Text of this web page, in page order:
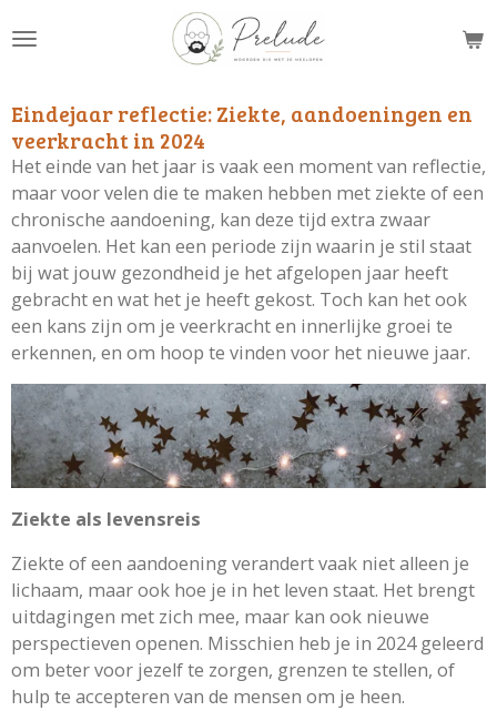
direct
de
hoofdinhoud
Eindejaar reflectie: Ziekte, aandoeningen en
veerkracht in 2024
Het einde van het jaar is vaak een moment van reflectie,
maar voor velen die te maken hebben met ziekte of een
chronische aandoening, kan deze tijd extra zwaar
aanvoelen. Het kan een periode zijn waarin je stil staat
bij wat jouw gezondheid je het afgelopen jaar heeft
gebracht en wat het je heeft gekost. Toch kan het ook
een kans zijn om je veerkracht en innerlijke groei te
erkennen, en om hoop te vinden voor het nieuwe jaar.
Ziekte als levensreis
Ziekte of een aandoening verandert vaak niet alleen je
lichaam, maar ook hoe je in het leven staat. Het brengt
uitdagingen met zich mee, maar kan ook nieuwe
perspectieven openen. Misschien heb je in 2024 geleerd
om beter voor jezelf te zorgen, grenzen te stellen, of
hulp te accepteren van de mensen om je heen.